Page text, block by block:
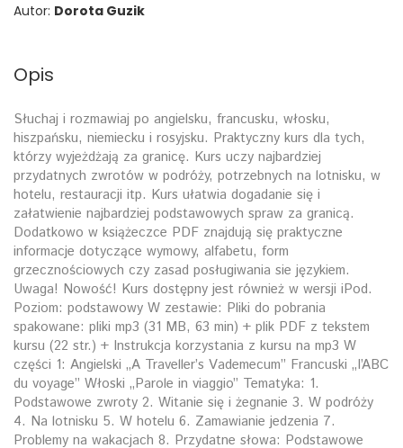
Autor: Dorota Guzik
Opis
Słuchaj i rozmawiaj po angielsku, francusku, włosku,
hiszpańsku, niemiecku i rosyjsku. Praktyczny kurs dla tych,
którzy wyjeżdżają za granicę. Kurs uczy najbardziej
przydatnych zwrotów w podróży, potrzebnych na lotnisku, w
hotelu, restauracji itp. Kurs ułatwia dogadanie się i
załatwienie najbardziej podstawowych spraw za granicą.
Dodatkowo w książeczce PDF znajdują się praktyczne
informacje dotyczące wymowy, alfabetu, form
grzecznościowych czy zasad posługiwania sie językiem.
Uwaga! Nowość! Kurs dostępny jest również w wersji iPod.
Poziom: podstawowy W zestawie: Pliki do pobrania
spakowane: pliki mp3 (31 MB, 63 min) + plik PDF z tekstem
kursu (22 str.) + Instrukcja korzystania z kursu na mp3 W
części 1: Angielski „A Traveller’s Vademecum” Francuski „I’ABC
du voyage” Włoski „Parole in viaggio” Tematyka: 1.
Podstawowe zwroty 2. Witanie się i żegnanie 3. W podróży
4. Na lotnisku 5. W hotelu 6. Zamawianie jedzenia 7.
Problemy na wakacjach 8. Przydatne słowa: Podstawowe